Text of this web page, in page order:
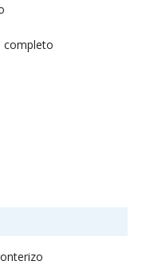
completo